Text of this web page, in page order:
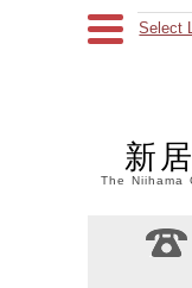
Select
新
The Niihama